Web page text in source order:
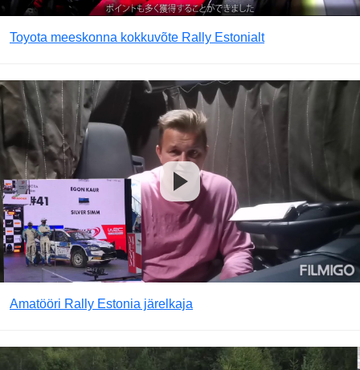
Toyota meeskonna kokkuvõte Rally Estonialt
Amatööri Rally Estonia järelkaja